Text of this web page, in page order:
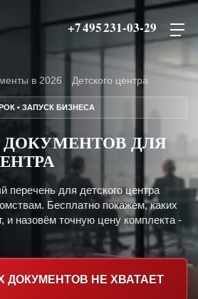
+7 495 231-03-29
в 2026 Детского центра
• ЗАПУСК БИЗНЕСА
ДЛЯ
перечень для детского центра
Бесплатно покажем, каких
и назовём точную цену комплекта -
ДОКУМЕНТОВ НЕ ХВАТАЕТ